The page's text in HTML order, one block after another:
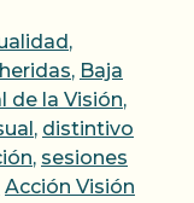
,
, Baja
de la Visión,
, distintivo
, sesiones
Etiquetas
Acción Visión